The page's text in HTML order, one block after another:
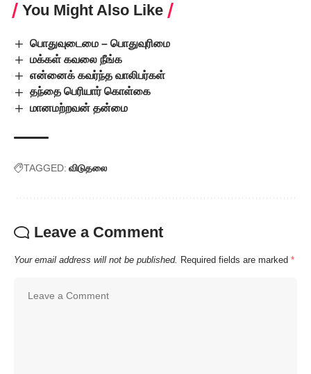
You Might Also Like
பொதுவுடைமை – பொதுவுரிமை
மக்கள் கவலை நீங்க
என்னைக் கவர்ந்த வாலிபர்கள்
தந்தை பெரியார் கொள்கை
மானமற்றவன் தன்மை
TAGGED: விடுதலை
Leave a Comment
Your email address will not be published. Required fields are marked *